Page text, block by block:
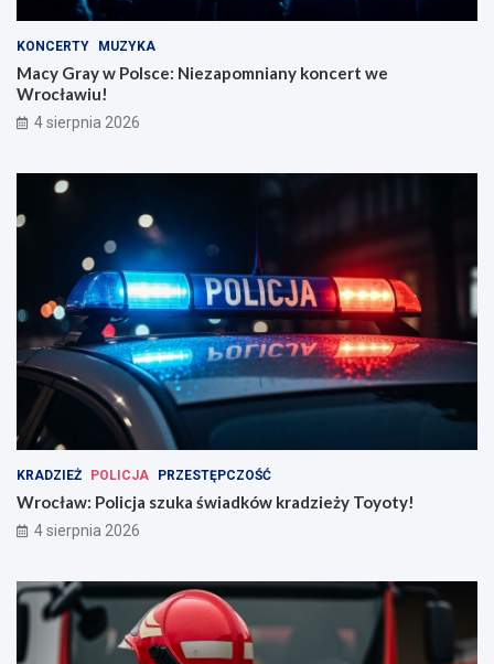
KONCERTY MUZYKA
Macy Gray w Polsce: Niezapomniany koncert we
Wrocławiu!
4 sierpnia 2026
KRADZIEŻ POLICJA PRZESTĘPCZOŚĆ
Wrocław: Policja szuka świadków kradzieży Toyoty!
4 sierpnia 2026